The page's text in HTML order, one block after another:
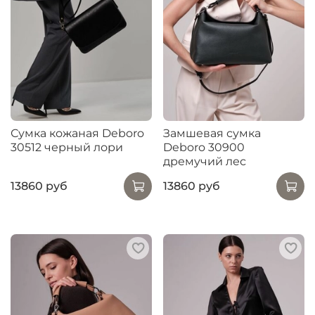
Сумка кожаная Deboro
30512 черный лори
13860 руб
Замшевая сумка
Deboro 30900
дремучий лес
13860 руб